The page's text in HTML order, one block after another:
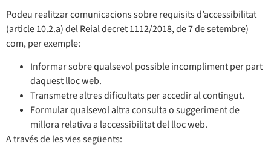
Podeu realitzar comunicacions sobre requisits d’accessibilitat
(article 10.2.a) del Reial decret 1112/2018, de 7 de setembre)
com, per exemple:
Informar sobre qualsevol possible incompliment per part
daquest lloc web.
Transmetre altres dificultats per accedir al contingut.
Formular qualsevol altra consulta o suggeriment de
millora relativa a laccessibilitat del lloc web.
A través de les vies següents: